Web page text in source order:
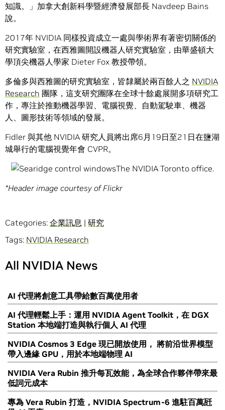
知識。」加拿大創新科學暨經濟發展部長 Navdeep Bains
說。
2017年 NVIDIA 同樣投資成立一處與學術界有著密切關係的
研究實驗室，在西雅圖開設機器人研究實驗室，由華盛頓大
學頂尖機器人學家 Dieter Fox 教授帶領。
多倫多與西雅圖的研究實驗室，皆隸屬於兩百餘人之 NVIDIA
Research 團隊，這支研究團隊在全球十餘處展開多項研究工
作，專注於推動機器學習、電腦視覺、自動駕駛車、機器
人、圖形技術等領域的發展。
Fidler 與其他 NVIDIA 研究人員將出席6月19日至21日在鹽湖
城舉行的電腦視覺年會 CVPR。
The NVIDIA Toronto office.
*Header image courtesy of Flickr
Categories: 企業訊息 | 研究
Tags: NVIDIA Research
All NVIDIA News
AI 代理將創意工具帶給數百萬使用者
AI 代理輕鬆上手：運用 NVIDIA Agent Toolkit，在 DGX
Station 本地端打造與執行個人 AI 代理
NVIDIA Cosmos 3 Edge 現已開放使用， 將前沿世界模型
帶入邊緣 GPU，用於本地端物理 AI
NVIDIA Vera Rubin 推升每瓦效能，為全球合作夥伴帶來最
低詞元成本
專為 Vera Rubin 打造，NVIDIA Spectrum-6 進駐百萬瓩